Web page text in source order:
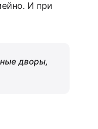
И при
дворы,